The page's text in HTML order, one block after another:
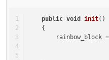
public void init()
    {
        rainbow_block =